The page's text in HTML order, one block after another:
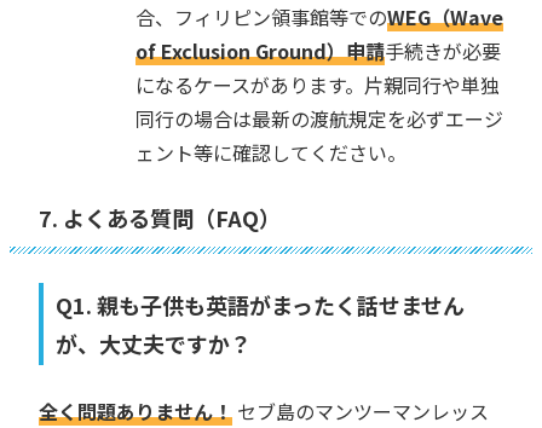
合、フィリピン領事館等でのWEG（Wave
of Exclusion Ground）申請手続きが必要
になるケースがあります。片親同行や単独
同行の場合は最新の渡航規定を必ずエージ
ェント等に確認してください。
7. よくある質問（FAQ）
Q1. 親も子供も英語がまったく話せません
が、大丈夫ですか？
全く問題ありません！ セブ島のマンツーマンレッス